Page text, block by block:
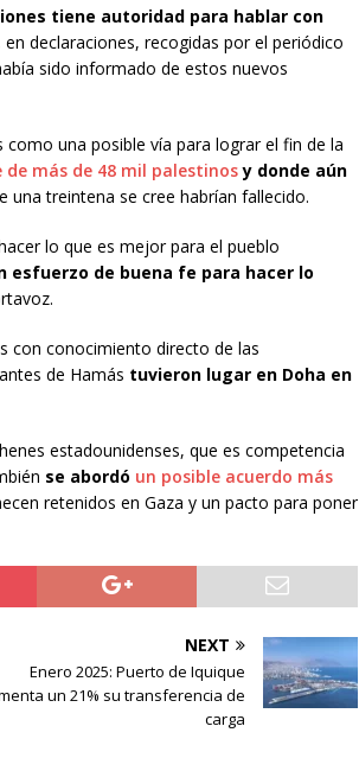
tiene autoridad para hablar con
declaraciones, recogidas por el periódico
sido informado de estos nuevos
una posible vía para lograr el fin de la
de más de 48 mil palestinosy donde aún
una treintena se cree habrían fallecido.
lo que es mejor para el pueblo
esfuerzo de buena fe para hacer lo
con conocimiento directo de las
de Hamás tuvieron lugar en Doha en
estadounidenses, que es competencia
se abordó un posible acuerdo más
retenidos en Gaza y un pacto para poner
NEXT
Enero 2025: Puerto de Iquique
un 21% su transferencia de
carga